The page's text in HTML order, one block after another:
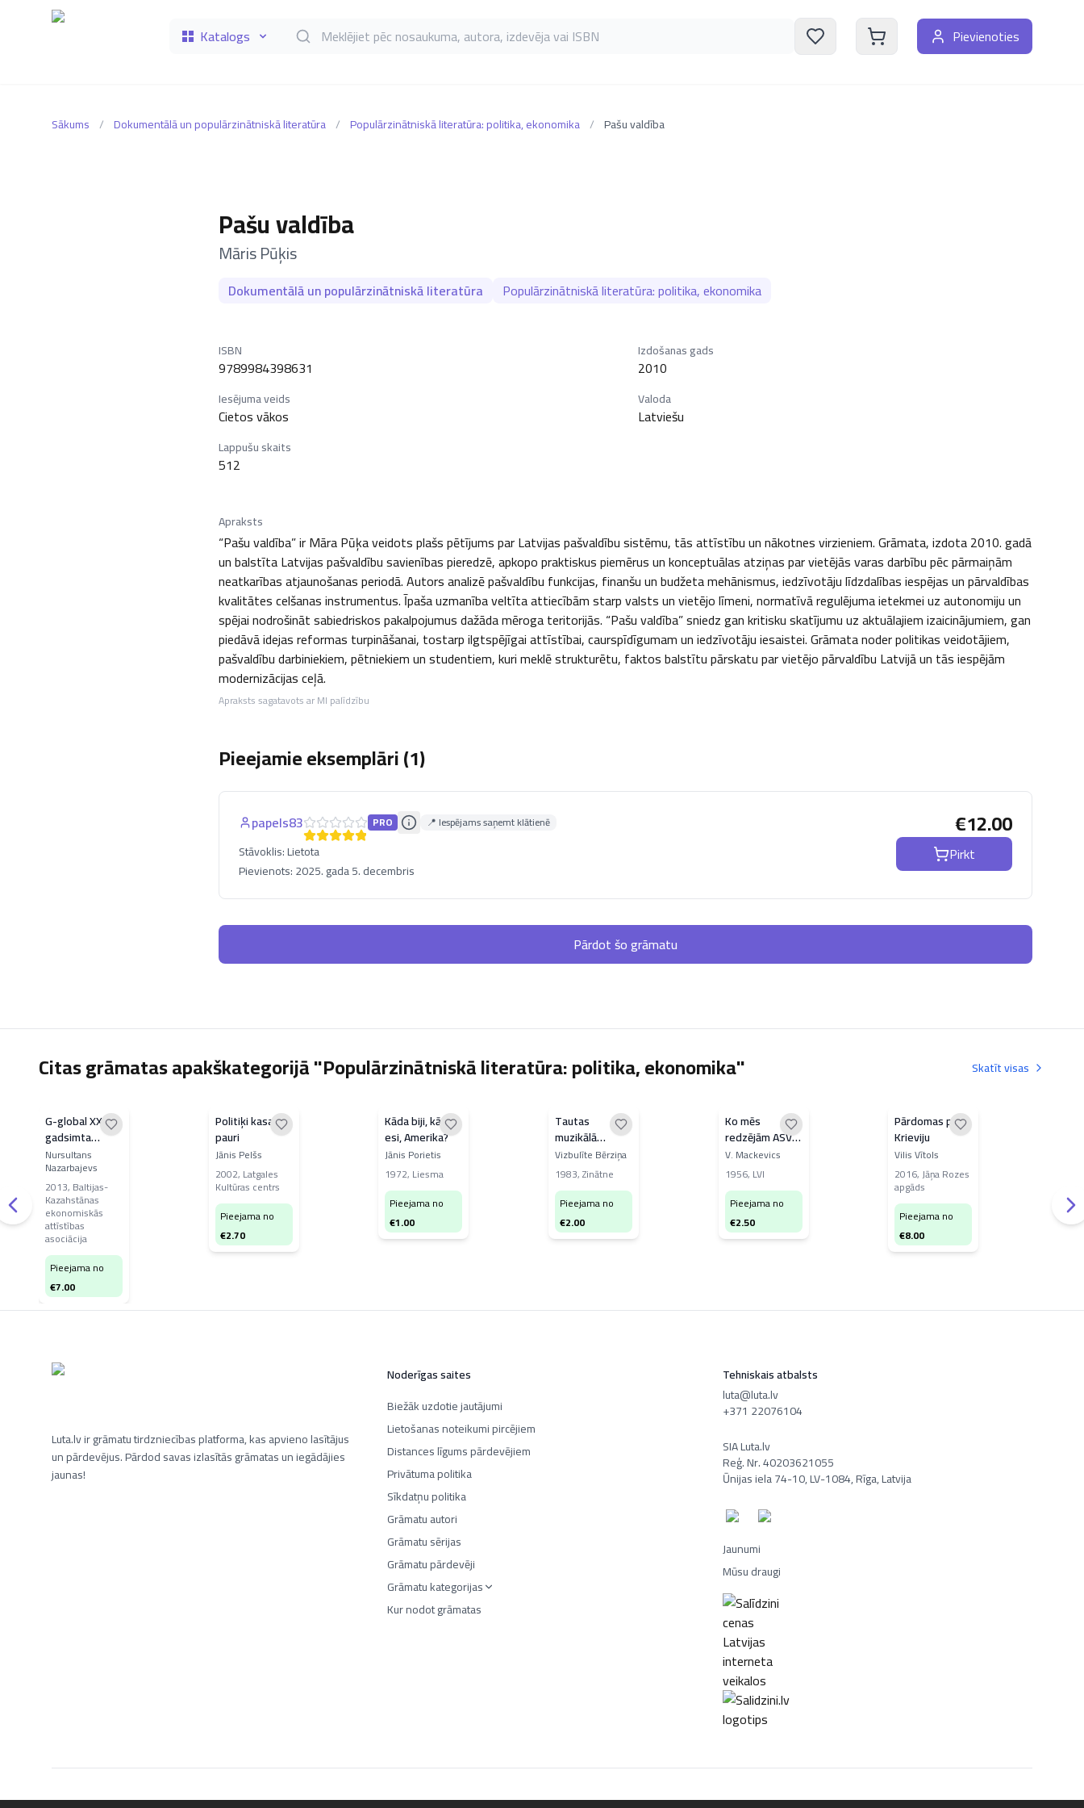
Katalogs Meklēt grāmatas pēc nosaukuma, autora, izdevēja vai ISBN Pievienoties
Sākums / Dokumentālā un populārzinātniskā literatūra / Populārzinātniskā literatūra: politika, ekonomika / Pašu valdība
Pašu valdība
–
Māris Pūķis
Dokumentālā un populārzinātniskā literatūra Populārzinātniskā literatūra: politika, ekonomika
ISBN
9789984398631
Izdošanas gads
2010
Iesējuma veids
Cietos vākos
Valoda
Latviešu
Lappušu skaits
512
Apraksts
“Pašu valdība” ir Māra Pūķa veidots plašs pētījums par Latvijas pašvaldību sistēmu, tās attīstību un nākotnes virzieniem. Grāmata, izdota 2010. gadā
un balstīta Latvijas pašvaldību savienības pieredzē, apkopo praktiskus piemērus un konceptuālas atziņas par vietējās varas darbību pēc pārmaiņām
neatkarības atjaunošanas periodā. Autors analizē pašvaldību funkcijas, finanšu un budžeta mehānismus, iedzīvotāju līdzdalības iespējas un pārvaldības
kvalitātes celšanas instrumentus. Īpaša uzmanība veltīta attiecībām starp valsts un vietējo līmeni, normatīvā regulējuma ietekmei uz autonomiju un
spējai nodrošināt sabiedriskos pakalpojumus dažāda mēroga teritorijās. “Pašu valdība” sniedz gan kritisku skatījumu uz aktuālajiem izaicinājumiem, gan
piedāvā idejas reformas turpināšanai, tostarp ilgtspējīgai attīstībai, caurspīdīgumam un iedzīvotāju iesaistei. Grāmata noder politikas veidotājiem,
pašvaldību darbiniekiem, pētniekiem un studentiem, kuri meklē strukturētu, faktos balstītu pārskatu par vietējo pārvaldību Latvijā un tās iespējām
modernizācijas ceļā.
Apraksts sagatavots ar MI palīdzību
Pieejamie eksemplāri (1)
papels83 PRO 📍 Iespējams saņemt klātienē
Stāvoklis:Lietota
Pievienots:2025. gada 5. decembris
€12.00
Pirkt
Pārdot šo grāmatu
Citas grāmatas apakškategorijā "Populārzinātniskā literatūra: politika, ekonomika" Skatīt visas
G-global XXI
gadsimta
pasaule
Nursultans
Nazarbajevs
2013, Baltijas-
Kazahstānas
ekonomiskās
attīstības
asociācija
Pieejama no
€7.00
Politiķi kasa
pauri
Jānis Pelšs
2002, Latgales
Kultūras centrs
Pieejama no
€2.70
Kāda biji, kāda
esi, Amerika?
Jānis Porietis
1972, Liesma
Pieejama no
€1.00
Tautas
muzikālā
atmoda
latviešu
publicistu
skatījumā
Vizbulīte Bērziņa
1983,Zinātne
Pieejama no
€2.00
Ko mēs
redzējām ASV
un Kanādā
V. Mackevics
1956, LVI
Pieejama no
€2.50
Pārdomas par
Krieviju
Vilis Vītols
2016,Jāņa Rozes
apgāds
Pieejama no
€8.00
Luta.lv ir grāmatu tirdzniecības platforma, kas apvieno lasītājus
un pārdevējus. Pārdod savas izlasītās grāmatas un iegādājies
jaunas!
Noderīgas saites
Biežāk uzdotie jautājumi
Lietošanas noteikumi pircējiem
Distances līgums pārdevējiem
Privātuma politika
Sīkdatņu politika
Grāmatu autori
Grāmatu sērijas
Grāmatu pārdevēji
Grāmatu kategorijas
Kur nodot grāmatas
Tehniskais atbalsts
luta@luta.lv
+371 22076104
SIA Luta.lv
Reģ. Nr. 40203621055
Ūnijas iela 74-10, LV-1084, Rīga, Latvija
Jaunumi
Mūsu draugi